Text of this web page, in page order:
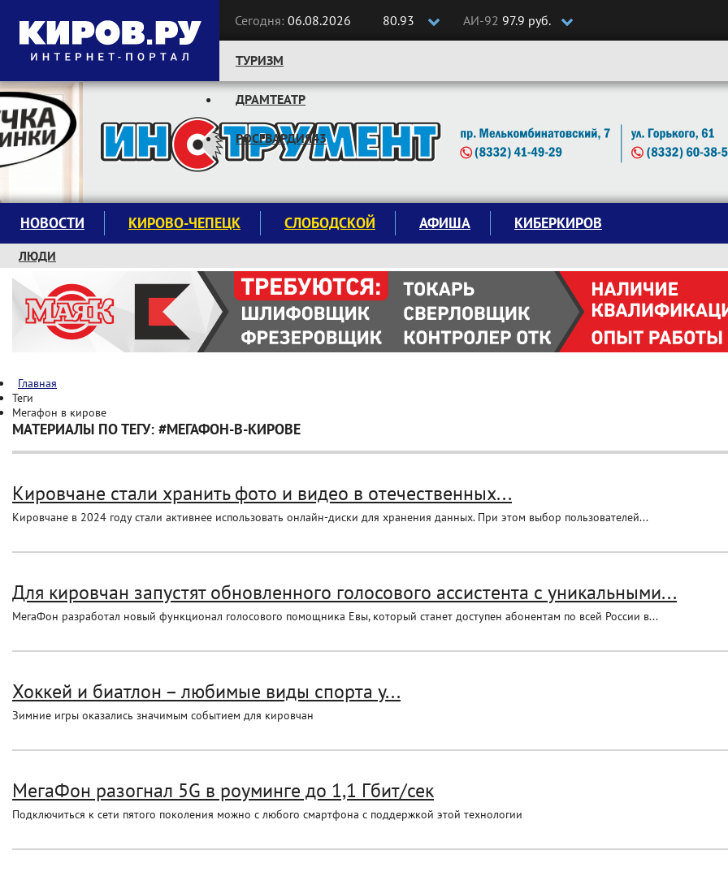
Сегодня: 06.08.2026 80.93 АИ-92 97.9 руб.
Следите за новостями:
ТУРИЗМ
ДРАМТЕАТР
РОСГВАРДИЯ43
НОВОСТИ КИРОВО-ЧЕПЕЦК СЛОБОДСКОЙ АФИША КИБЕРКИРОВ
ЛЮДИ
КРУЖКИ И СЕКЦИИ
ЗАВОДУ "МАЯК" 85 ЛЕТ
ЭКОЛОГИЯ
Главная
Теги
Мегафон в кирове
МАТЕРИАЛЫ ПО ТЕГУ: #МЕГАФОН-В-КИРОВЕ
Кировчане стали хранить фото и видео в отечественных...
Кировчане в 2024 году стали активнее использовать онлайн-диски для хранения данных. При этом выбор пользователей...
Для кировчан запустят обновленного голосового ассистента с уникальными...
МегаФон разработал новый функционал голосового помощника Евы, который станет доступен абонентам по всей России в...
Хоккей и биатлон – любимые виды спорта у...
Зимние игры оказались значимым событием для кировчан
МегаФон разогнал 5G в роуминге до 1,1 Гбит/сек
Подключиться к сети пятого поколения можно с любого смартфона с поддержкой этой технологии